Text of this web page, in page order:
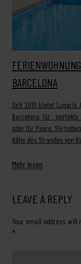
BARCELONA
Seit 2010 bietet Lugaris
Barcelona für perfekte
oder für Paare. Sie
Nähe des Strandes von
Mehr lesen
LEAVE A REPLY
Your email address will
*